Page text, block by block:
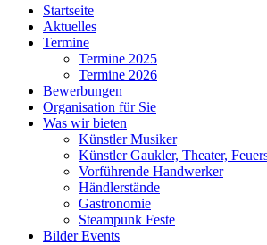
Zum
Inhalt
springen
Startseite
Aktuelles
Termine
Termine 2025
Termine 2026
Bewerbungen
Organisation für Sie
Was wir bieten
Künstler Musiker
Künstler Gaukler, Theater,
Vorführende Handwerker
Händlerstände
Gastronomie
Steampunk Feste
Bilder Events